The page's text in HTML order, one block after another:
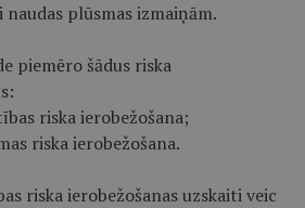
plūsmas izmaiņām.
piemēro šādus riska
riska ierobežošana;
riska ierobežošana.
riska ierobežošanas uzskaiti veic